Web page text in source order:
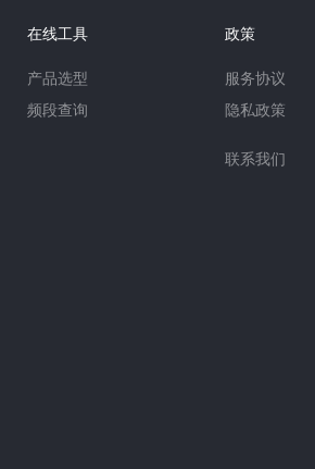
在线工具
产品选型
频段查询
政策
服务协议
隐私政策
联系我们